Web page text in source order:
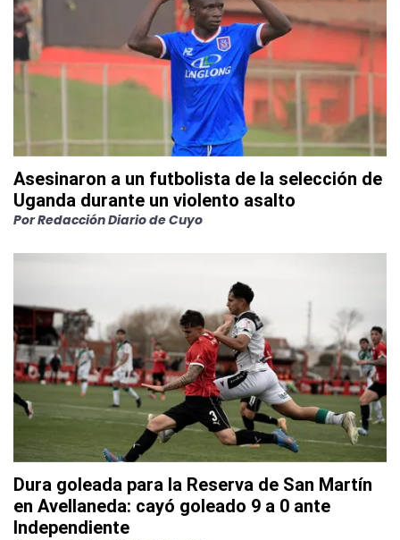
Asesinaron a un futbolista de la selección de
Uganda durante un violento asalto
PorRedacción Diario de Cuyo
Dura goleada para la Reserva de San Martín
en Avellaneda: cayó goleado 9 a 0 ante
Independiente